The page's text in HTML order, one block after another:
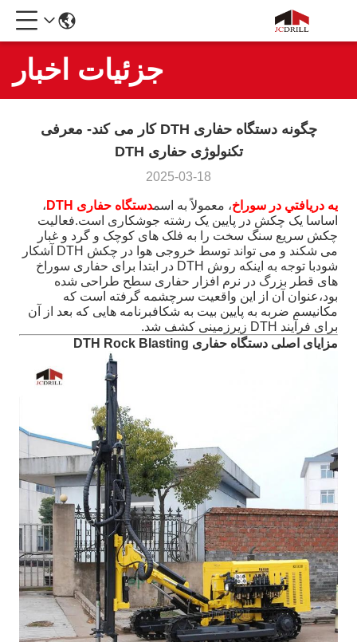
جزئیات اخبار
چگونه دستگاه حفاری DTH کار می کند- معرفی
تکنولوژی حفاری DTH
2025-03-18
يه دريافتي در سوراخ، معمولاً به اسمدستگاه حفاری DTH
،
اساسا یک چکش در پایین یک رشته جوشکاری است.فعالیت
چکش سریع سنگ سخت را به فلک های کوچک و گرد و غبار
می شکند و می تواند توسط خروجی هوا در چکش DTH آشکار
شودبا توجه به اینکه روش DTH در ابتدا برای حفاری سوراخ
های قطر بزرگ در نرم افزار حفاری سطح طراحی شده
بود،عنوان آن از این واقعیت سرچشمه گرفته است که
مکانیسم ضربه به پایین بیت به شکافبرنامه هایی که بعد از آن
برای فرآیند DTH زیرزمینی کشف شد.
مزایای اصلی دستگاه حفاری DTH Rock Blasting